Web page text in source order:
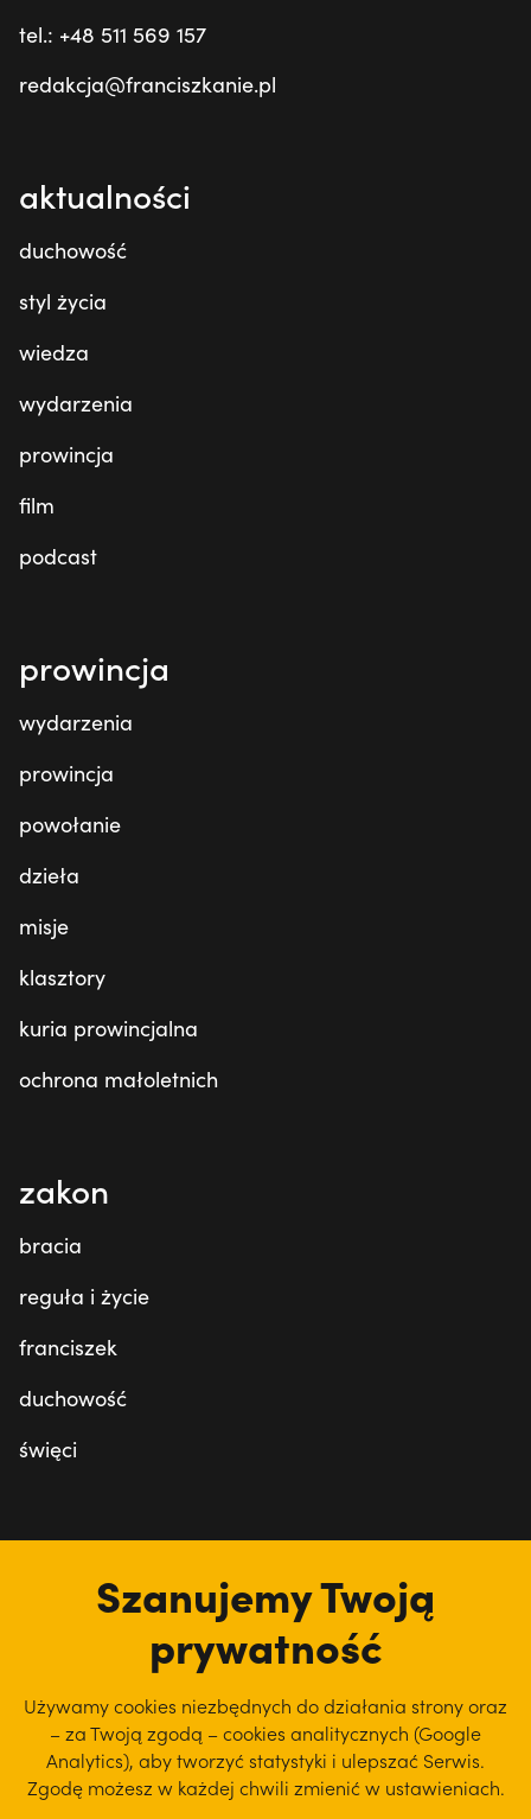
tel.: +48 511 569 157
redakcja@franciszkanie.pl
aktualności
duchowość
styl życia
wiedza
wydarzenia
prowincja
film
podcast
prowincja
wydarzenia
prowincja
powołanie
dzieła
misje
klasztory
kuria prowincjalna
ochrona małoletnich
zakon
bracia
reguła i życie
franciszek
duchowość
święci
Szanujemy Twoją
prywatność
Używamy cookies niezbędnych do działania strony oraz
– za Twoją zgodą – cookies analitycznych (Google
Analytics), abytworzyć statystyki i ulepszać Serwis.
Zgodę możesz w każdej chwili zmienić w ustawieniach.